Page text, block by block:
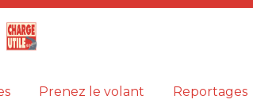
Prenez le volant Reportages